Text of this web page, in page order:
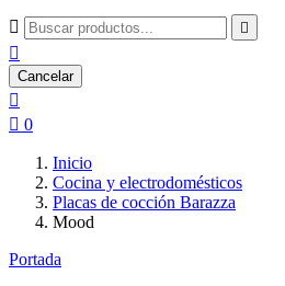
 

Cancelar

 0
Inicio
Cocina y electrodomésticos
Placas de cocción Barazza
Mood
Portada